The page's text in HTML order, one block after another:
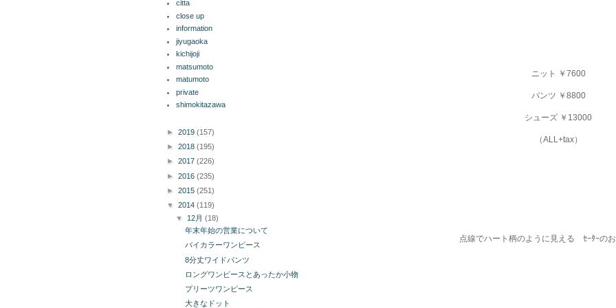
ニット ￥7600
パンツ ￥8800
シューズ ￥13000
（ALL+tax）
点線でハート柄のように見える ｾｰﾀｰのお
citta
close up
information
jiyugaoka
kichijoji
matsumoto
matumoto
private
shimokitazawa
► 2019 (157)
► 2018 (195)
► 2017 (226)
► 2016 (235)
► 2015 (251)
▼ 2014 (119)
▼ 12月(18)
年末年始の営業について
バイカラーワンピース
8分丈ワイドパンツ
ロングワンピースとあったか小物
プリーツワンピース
大きなドット